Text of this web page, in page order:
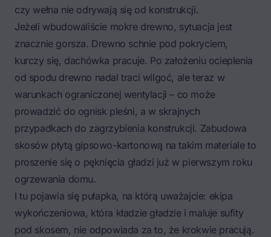
czy wełna nie odrywają się od konstrukcji.
Jeżeli wbudowaliście mokre drewno, sytuacja jest
znacznie gorsza. Drewno schnie pod pokryciem,
kurczy się, dachówka pracuje. Po założeniu ocieplenia
od spodu drewno nadal traci wilgoć, ale teraz w
warunkach ograniczonej wentylacji – co może
prowadzić do ognisk pleśni, a w skrajnych
przypadkach do zagrzybienia konstrukcji. Zabudowa
skosów płytą gipsowo-kartonową na takim materiale to
proszenie się o pęknięcia gładzi już w pierwszym roku
ogrzewania domu.
I tu pojawia się pułapka, na którą uważajcie: ekipa
wykończeniowa, która kładzie gładzie i maluje sufity
pod skosem, nie odpowiada za to, że krokwie pracują.